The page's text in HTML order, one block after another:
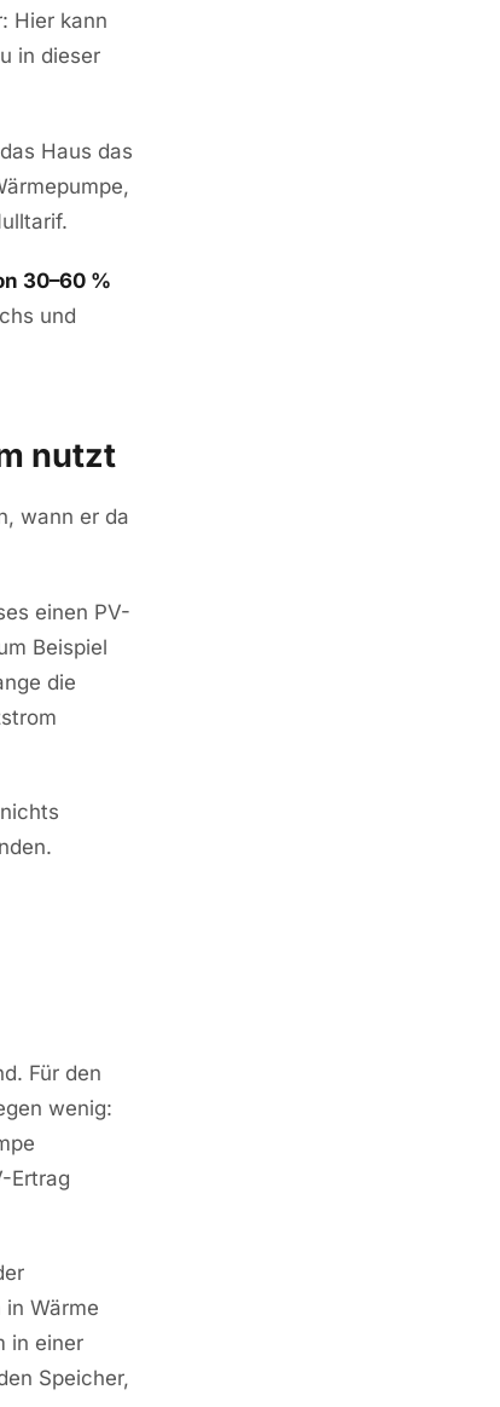
Hier kann
in dieser
Haus das
30–60 %
und
nutzt
wann er da
einen PV-
Beispiel
die
Für den
wenig:
Ertrag
Wärme
in einer
Speicher,